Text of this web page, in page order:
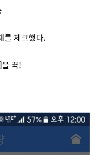
를 체크했다.
꾹!